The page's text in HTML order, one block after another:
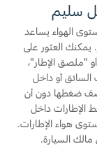
سليم
الهواء يساعد
العثور على
"ملصق الإطار"،
السائق أو داخل
ضغطها دون أن
الإطارات داخل
هواء الإطارات.
السيارة.